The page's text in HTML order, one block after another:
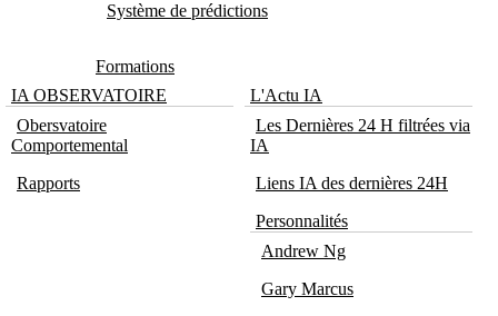
Système de prédictions
Formations
IA OBSERVATOIRE
Obersvatoire
Comportemental
Rapports
L'Actu IA
Les Dernières 24 H filtrées via
IA
Liens IA des dernières 24H
Personnalités
Andrew Ng
Gary Marcus